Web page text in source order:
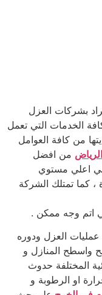
بشركات العزل
الخدمات التي تعمل
من كافة العوامل
من افضل
اعلي مستوي
كما تمتلك الشركة
اتم وجه ممكن .
عمليات العزل ودوره
واسطح المنازل و
المختلفة حدوث
او الرطوبة و